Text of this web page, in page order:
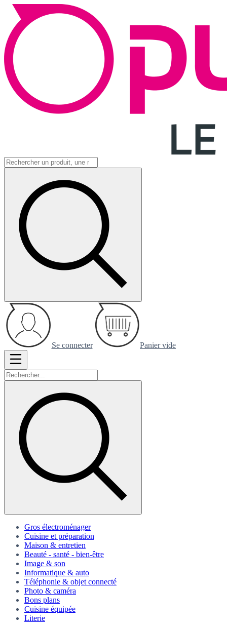
Se connecter Panier vide
Gros électroménager
Cuisine et préparation
Maison & entretien
Beauté - santé - bien-être
Image & son
Informatique & auto
Téléphonie & objet connecté
Photo & caméra
Bons plans
Cuisine équipée
Literie